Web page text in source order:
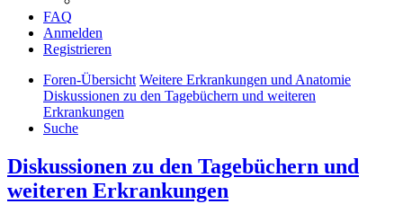
FAQ
Anmelden
Registrieren
Foren-Übersicht Weitere Erkrankungen und Anatomie
Diskussionen zu den Tagebüchern und weiteren
Erkrankungen
Suche
Diskussionen zu den Tagebüchern und
weiteren Erkrankungen